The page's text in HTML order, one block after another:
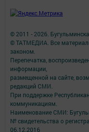
© 2011 - 2026.
© ТАТМЕДИА. Все
законом.
Перепечатка,
информации,
размещенной на сайте,
редакций СМИ.
При поддержке
коммуникациям.
Наименование СМИ:
№ свидетельства о
06.12.2016